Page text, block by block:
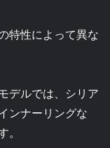
特性によって異な
デルでは、シリア
ンナーリングな